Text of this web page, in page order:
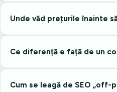
Unde văd prețurile înainte
Ce diferență e față de un
Cum se leagă de SEO „off-